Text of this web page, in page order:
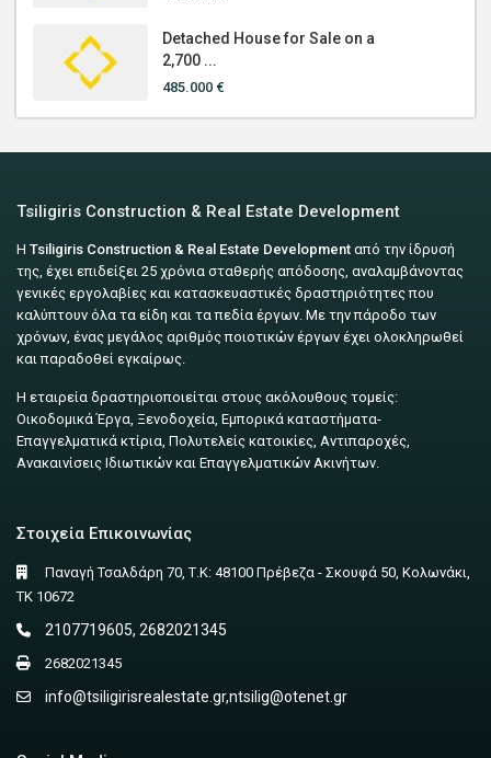
Detached House for Sale on a
2,700 ...
485.000 €
Tsiligiris Construction & Real Estate Development
ΗTsiligiris Construction & Real Estate Development από την ίδρυσή
της, έχει επιδείξει 25 χρόνια σταθερής απόδοσης, αναλαμβάνοντας
γενικές εργολαβίες και κατασκευαστικές δραστηριότητες που
καλύπτουν όλα τα είδη και τα πεδία έργων. Με την πάροδο των
χρόνων, ένας μεγάλος αριθμός ποιοτικών έργων έχει ολοκληρωθεί
και παραδοθεί εγκαίρως.
Η εταιρεία δραστηριοποιείται στους ακόλουθους τομείς:
Οικοδομικά Έργα, Ξενοδοχεία, Εμπορικά καταστήματα-
Επαγγελματικά κτίρια, Πολυτελείς κατοικίες, Αντιπαροχές,
Ανακαινίσεις Ιδιωτικών και Επαγγελματικών Ακινήτων.
Στοιχεία Επικοινωνίας
Παναγή Τσαλδάρη 70, Τ.Κ: 48100 Πρέβεζα - Σκουφά 50, Κολωνάκι,
ΤΚ 10672
2107719605, 2682021345
2682021345
info@tsiligirisrealestate.gr,ntsilig@otenet.gr